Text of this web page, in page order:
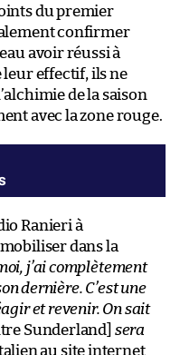
du premier
confirmer
avoir réussi à
leur effectif, ils ne
de la saison
avec la zone rouge.
Ranieri à
dans la
j’ai complètement
dernière. C’est une
et revenir. On sait
Sunderland] sera
au site internet